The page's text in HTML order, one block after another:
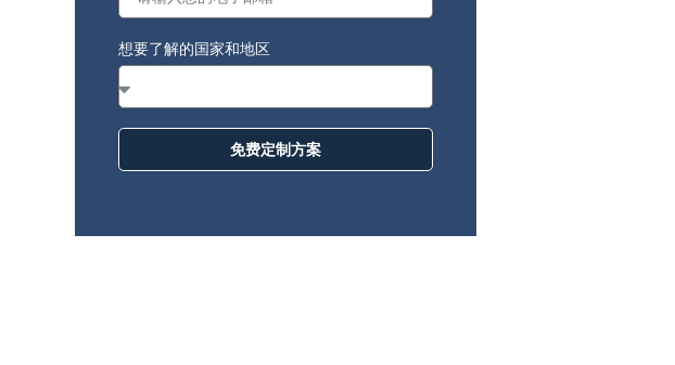
想要了解的国家和地区
免费定制方案